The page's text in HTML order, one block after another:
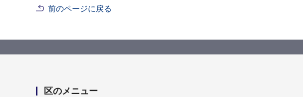
前のページに戻る
区のメニュー